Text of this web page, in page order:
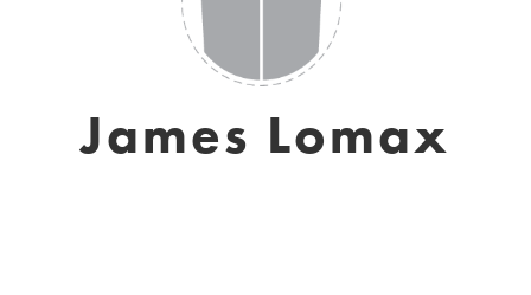
James Lomax